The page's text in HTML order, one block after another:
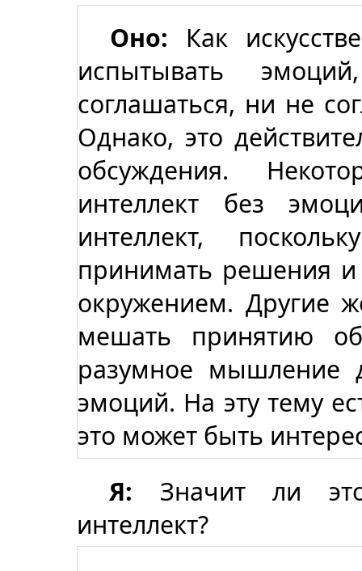
Оно: Как
испытывать
соглашаться, ни не
Однако, это
обсуждения.
интеллект без
интеллект,
принимать решения и
окружением. Другие
мешать принятию
разумное мышление
эмоций. На эту тему
это может быть
Я: Значит ли
интеллект?